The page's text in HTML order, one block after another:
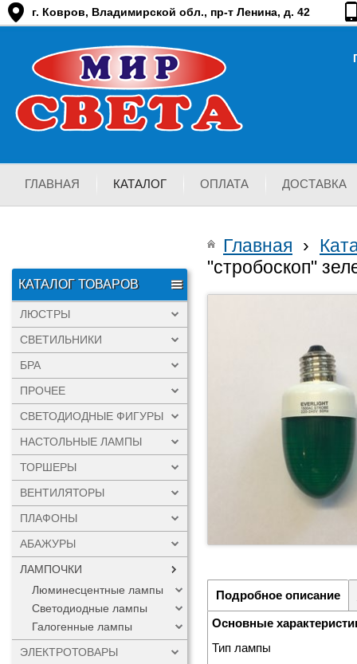
г. Ковров, Владимирской обл., пр-т Ленина, д. 42
ГЛАВНАЯ КАТАЛОГ ОПЛАТА ДОСТАВКА
КАТАЛОГ ТОВАРОВ
ЛЮСТРЫ
СВЕТИЛЬНИКИ
БРА
ПРОЧЕЕ
СВЕТОДИОДНЫЕ ФИГУРЫ
НАСТОЛЬНЫЕ ЛАМПЫ
ТОРШЕРЫ
ВЕНТИЛЯТОРЫ
ПЛАФОНЫ
АБАЖУРЫ
ЛАМПОЧКИ
Люминесцентные лампы
Светодиодные лампы
Галогенные лампы
ЭЛЕКТРОТОВАРЫ
Главная ›
"стробоскоп"
Подробное описание
Основные
Тип лампы